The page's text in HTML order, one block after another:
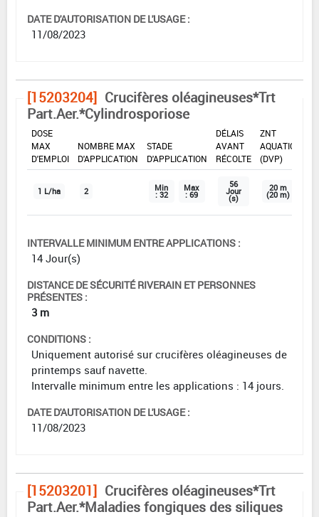
DATE D'AUTORISATION DE L'USAGE :
11/08/2023
[15203204] Crucifères oléagineuses*Trt
Part.Aer.*Cylindrosporiose
DOSE
MAX
D'EMPLOI
NOMBRE MAX
D'APPLICATION
STADE
D'APPLICATION
DÉLAIS
AVANT
RÉCOLTE
ZNT
AQUATIQUE
(DVP)
1 L/ha 2 Min
: 32
Max
: 69
56
Jour
(s)
20 m
(20 m)
INTERVALLE MINIMUM ENTRE APPLICATIONS :
14 Jour(s)
DISTANCE DE SÉCURITÉ RIVERAIN ET PERSONNES
PRÉSENTES :
3 m
CONDITIONS :
Uniquement autorisé sur crucifères oléagineuses de
printemps sauf navette.
Intervalle minimum entre les applications : 14 jours.
DATE D'AUTORISATION DE L'USAGE :
11/08/2023
[15203201] Crucifères oléagineuses*Trt
Part.Aer.*Maladies fongiques des siliques